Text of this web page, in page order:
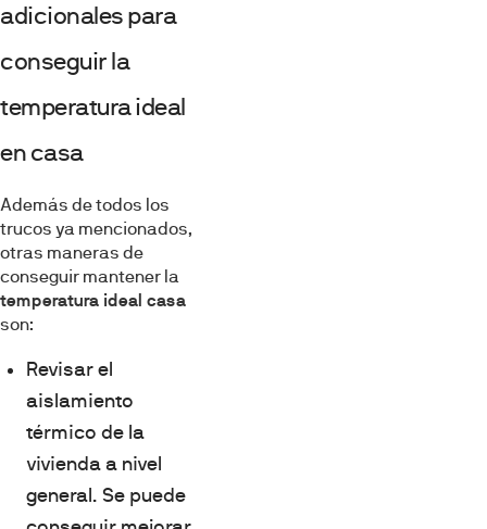
adicionales para
conseguir la
temperatura ideal
en casa
Además de todos los
trucos ya mencionados,
otras maneras de
conseguir mantener la
temperatura ideal casa
son:
Revisar el
aislamiento
térmico de la
vivienda a nivel
general. Se puede